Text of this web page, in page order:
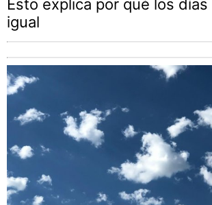
Esto explica por qué los
igual